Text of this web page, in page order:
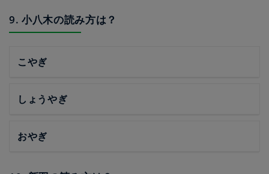
9. 小八木の読み方は？
こやぎ
しょうやぎ
おやぎ